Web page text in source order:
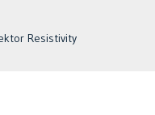
Resistivity